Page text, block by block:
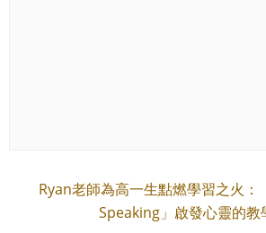
Ryan老師為高一生點燃學習之火
Speaking」啟發心靈的教